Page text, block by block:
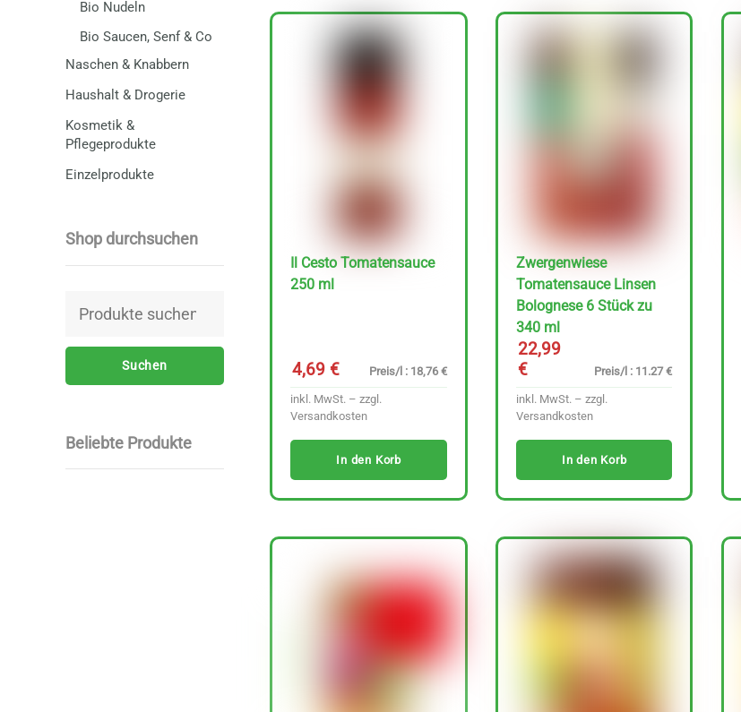
Bio Nudeln
Bio Saucen, Senf & Co
Naschen & Knabbern
Haushalt & Drogerie
Kosmetik &
Pflegeprodukte
Einzelprodukte
Shop durchsuchen
Suchen
Suchen
Beliebte Produkte
Il Cesto Tomatensauce
250 ml
4,69€ Preis/l : 18,76 €
inkl. MwSt. – zzgl.
Versandkosten
In den Korb
Zwergenwiese
Tomatensauce Linsen
Bolognese 6 Stück zu
340 ml
22,99
€
Preis/l : 11.27 €
inkl. MwSt. – zzgl.
Versandkosten
In den Korb